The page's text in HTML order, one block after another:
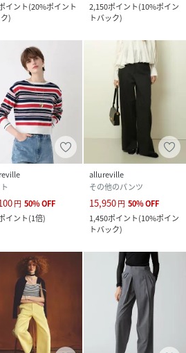
イント(20%ポイント
)
2,150ポイント(10%ポイン
トバック)
円 50%OFF
イント(1倍)
allureville
その他のパンツ
15,950円 50%OFF
1,450ポイント(10%ポイン
トバック)